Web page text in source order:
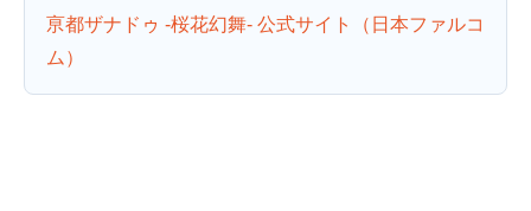
亰都ザナドゥ -桜花幻舞- 公式サイト（日本ファルコ
ム）